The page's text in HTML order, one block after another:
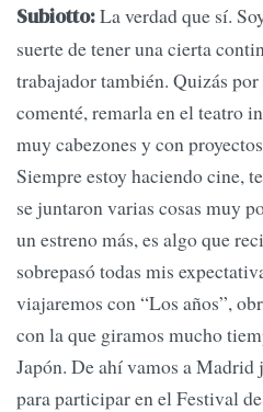
Subiotto:La verdad que sí.
suerte de tener una cierta
trabajador también. Quizás
comenté, remarla en el teatro
muy cabezones y con
Siempre estoy haciendo cine,
se juntaron varias cosas muy
un estreno más, es algo que
sobrepasó todas mis
viajaremos con “Los años”,
con la que giramos mucho
Japón. De ahí vamos a
para participar en el Festival